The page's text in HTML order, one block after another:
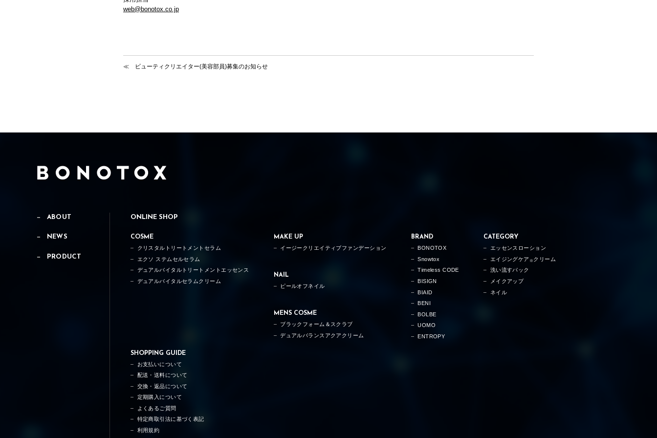
web@bonotox.co.jp
ビューティクリエイター(美容部員)募集のお知らせ
ONLINE SHOP
COSME
クリスタルトリートメントセラム
エクソ ステムセルセラム
デュアルバイタルトリートメントエッセンス
デュアルバイタルセラムクリーム
MAKE UP
イージークリエイティブファンデーション
NAIL
ピールオフネイル
MENS COSME
ブラックフォーム＆スクラブ
デュアルバランスアクアクリーム
BRAND
BONOTOX
Snowtox
Timeless CODE
BISIGN
BIAID
BENI
BOLBE
UOMO
ENTROPY
CATEGORY
エッセンスローション
エイジングケア ※ クリーム
洗い流すパック
メイクアップ
ネイル
SHOPPING GUIDE
お支払いについて
配送・送料について
交換・返品について
定期購入について
よくあるご質問
特定商取引法に基づく表記
利用規約
ABOUT
NEWS
PRODUCT